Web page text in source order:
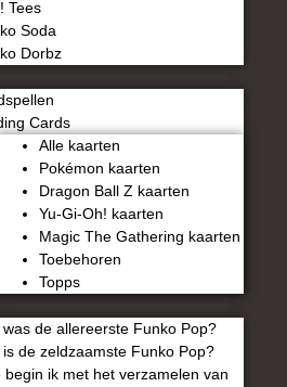
Tees
Soda
Dorbz
Cards
Alle kaarten
Pokémon kaarten
Dragon Ball Z kaarten
Yu-Gi-Oh! kaarten
Magic The Gathering kaarten
Toebehoren
Topps
was de allereerste Funko Pop?
is de zeldzaamste Funko Pop?
begin ik met het verzamelen van